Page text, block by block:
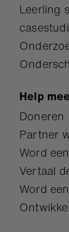
Leerling
Help mee
Doneren
Partner
Word
Vertaal
Word